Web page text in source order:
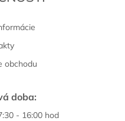
obchodu
doba:
- 16:00 hod